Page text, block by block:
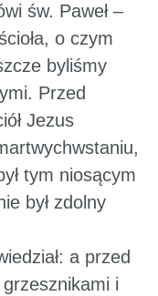
św. Paweł –
o czym
byliśmy
Przed
Jezus
tym niosącym
był zdolny
a przed
i